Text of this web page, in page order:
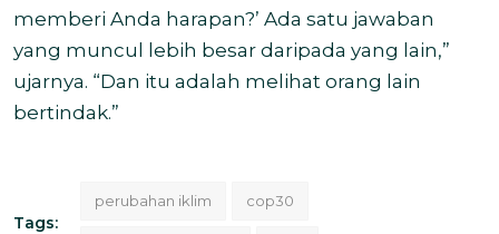
memberi Anda harapan?’ Ada satu jawaban
yang muncul lebih besar daripada yang lain,”
ujarnya. “Dan itu adalah melihat orang lain
bertindak.”
Tags:
perubahan iklim cop30